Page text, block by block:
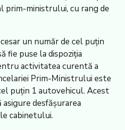
prim-ministrului, cu rang de
un număr de cel puțin
fie puse la dispoziția
activitatea curentă a
Prim-Ministrului este
puțin 1 autovehicul. Acest
desfășurarea
cabinetului.